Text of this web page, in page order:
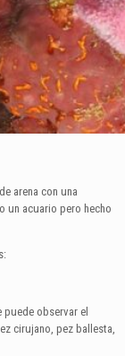
arena con una
un acuario pero hecho
observar el
cirujano, pez ballesta,